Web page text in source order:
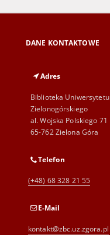
DANE KONTAKTOWE
Adres
Biblioteka Uniwersytetu
Zielonogórskiego
al. Wojska Polskiego 71
65-762 Zielona Góra
Telefon
(+48) 68 328 21 55
E-Mail
kontakt@zbc.uz.zgora.pl